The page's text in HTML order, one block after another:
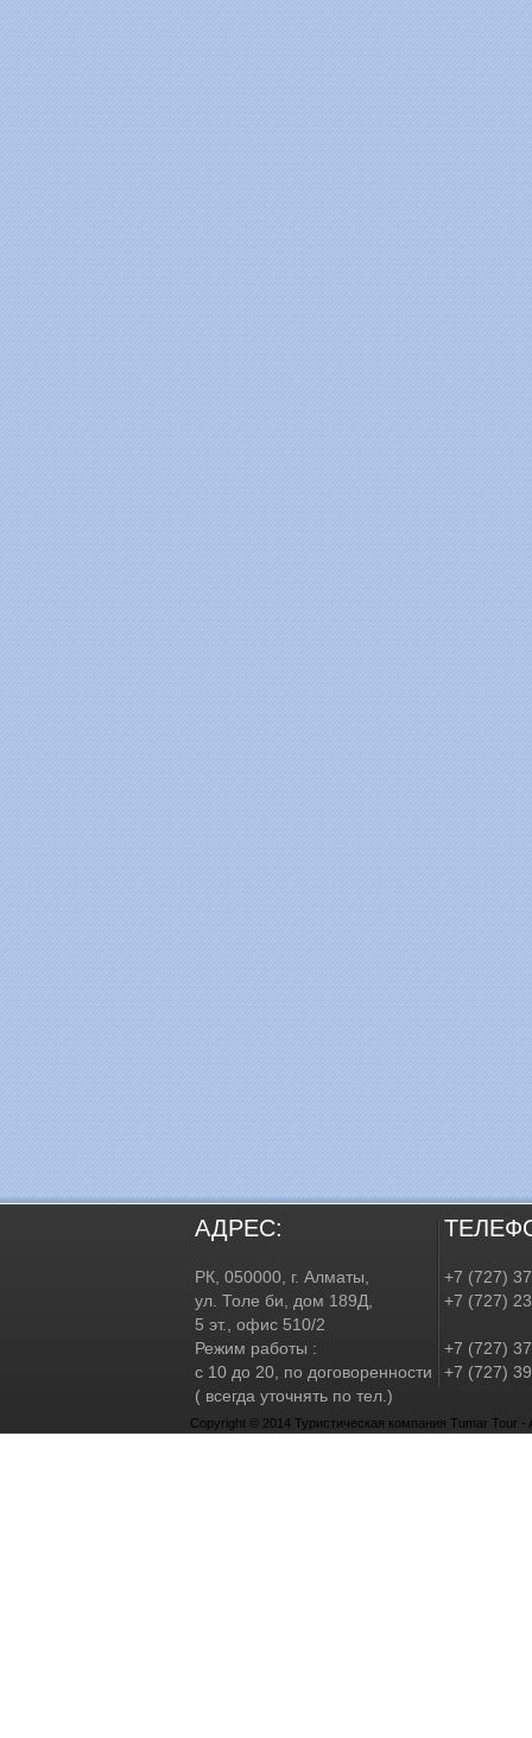
АДРЕС:
РК, 050000, г. Алматы,
ул. Толе би, дом 189Д,
5 эт., офис 510/2
Режим работы :
с 10 до 20, по договоренности
( всегда уточнять по тел.)
+7 (727)
+7 (727)
+7 (727)
+7 (727)
Copyright © 2014 Туристическая компания Tumar Tour -